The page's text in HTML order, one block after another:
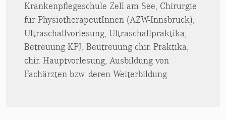
Krankenpflegeschule Zell am See, Chirurgie
für PhysiotherapeutInnen (AZW-Innsbruck),
Ultraschallvorlesung, Ultraschallpraktika,
Betreuung KPJ, Beutreuung chir. Praktika,
chir. Hauptvorlesung, Ausbildung von
Fachärzten bzw. deren Weiterbildung.